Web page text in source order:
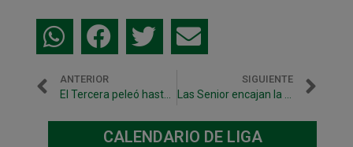
ANTERIOR
El Tercera peleó hasta el final
SIGUIENTE
Las Senior encajan la primera derrota en casa
CALENDARIO DE LIGA